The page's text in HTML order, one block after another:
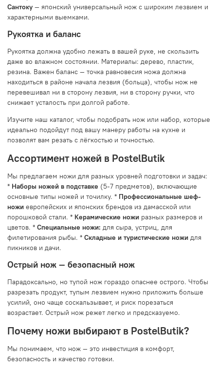
Сантоку — японский универсальный нож с широким лезвием и
характерными выемками.
Рукоятка и баланс
Рукоятка должна удобно лежать в вашей руке, не скользить
даже во влажном состоянии. Материалы: дерево, пластик,
резина. Важен баланс — точка равновесия ножа должна
находиться в районе начала лезвия (больца), чтобы нож не
перевешивал ни в сторону лезвия, ни в сторону ручки, что
снижает усталость при долгой работе.
Изучите наш каталог, чтобы подобрать нож или набор, которые
идеально подойдут под вашу манеру работы на кухне и
позволят вам резать с лёгкостью и точностью.
Ассортимент ножей в PostelButik
Мы предлагаем ножи для разных уровней подготовки и задач:
* Наборы ножей в подставке (5-7 предметов), включающие
основные типы ножей и точилку. * Профессиональные шеф-
ножи европейских и японских брендов из дамасской или
порошковой стали. * Керамические ножи разных размеров и
цветов. * Специальные ножи: для сыра, устриц, для
филетирования рыбы. * Складные и туристические ножи для
пикников и дачи.
Острый нож — безопасный нож
Парадоксально, но тупой нож гораздо опаснее острого. Чтобы
разрезать продукт, тупым лезвием нужно приложить больше
усилий, оно чаще соскальзывает, и риск порезаться
возрастает. Острый нож режет легко и предсказуемо.
Почему ножи выбирают в PostelButik?
Мы понимаем, что нож — это инвестиция в комфорт,
безопасность и качество готовки.